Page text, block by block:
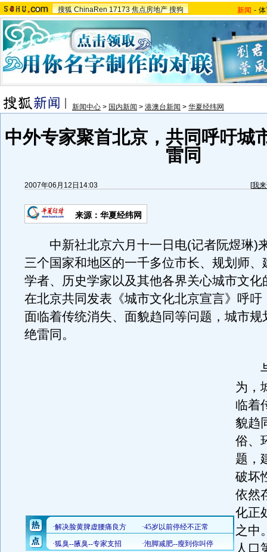
搜狐 ChinaRen 17173 焦点房地产 搜狗 新闻 -
新闻中心 > 国内新闻 > 港澳台新闻 > 华夏经纬网
中外专家聚首北京，共同呼吁城
雷同
2007年06月12日14:03 [我
来源：华夏经纬网
中新社北京六月十一日电(记者阮煜琳)
三个国家和地区的一千多位市长、规划师、
学者、历史学家以及其他各界关心城市文化
在北京共同发表《城市文化北京宣言》呼吁
面临着传统消失、面貌趋同等问题，城市规
绝雷同。
与
为，
临着
貌趋
俗、
题，
破坏
依然
化正
之中
人口